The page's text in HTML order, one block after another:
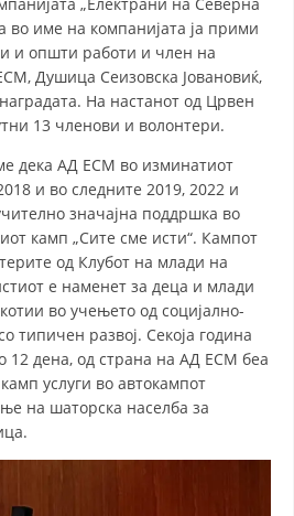
ПОСТЕРИ
во име на компанијата ја прими
и општи работи и член на
Душица Сеизовска Јовановиќ,
На настанот од Црвен
13 членови и волонтери.
дека АД ЕСМ во изминатиот
и во следните 2019, 2022 и
значајна поддршка во
камп „Сите сме исти“. Кампот
од Клубот на млади на
е наменет за деца и млади
во учењето од социјално-
типичен развој. Секоја година
12 дена, од страна на АД ЕСМ беа
услуги во автокампот
на шаторска населба за